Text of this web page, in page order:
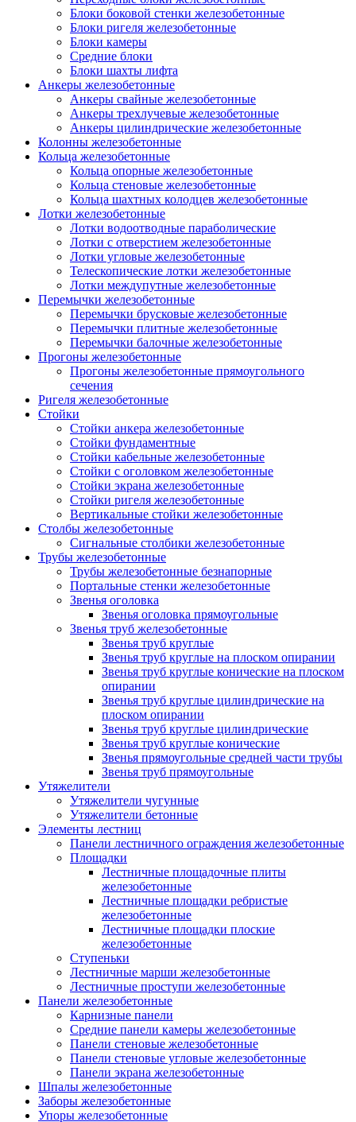
Блоки боковой стенки железобетонные
Блоки ригеля железобетонные
Блоки камеры
Средние блоки
Блоки шахты лифта
Анкеры железобетонные
Анкеры свайные железобетонные
Анкеры трехлучевые железобетонные
Анкеры цилиндрические железобетонные
Колонны железобетонные
Кольца железобетонные
Кольца опорные железобетонные
Кольца стеновые железобетонные
Кольца шахтных колодцев железобетонные
Лотки железобетонные
Лотки водоотводные параболические
Лотки с отверстием железобетонные
Лотки угловые железобетонные
Телескопические лотки железобетонные
Лотки междупутные железобетонные
Перемычки железобетонные
Перемычки брусковые железобетонные
Перемычки плитные железобетонные
Перемычки балочные железобетонные
Прогоны железобетонные
Прогоны железобетонные прямоугольного
сечения
Ригеля железобетонные
Стойки
Стойки анкера железобетонные
Стойки фундаментные
Стойки кабельные железобетонные
Стойки с оголовком железобетонные
Стойки экрана железобетонные
Стойки ригеля железобетонные
Вертикальные стойки железобетонные
Столбы железобетонные
Сигнальные столбики железобетонные
Трубы железобетонные
Трубы железобетонные безнапорные
Портальные стенки железобетонные
Звенья оголовка
Звенья оголовка прямоугольные
Звенья труб железобетонные
Звенья труб круглые
Звенья труб круглые на плоском опирании
Звенья труб круглые конические на плоском
опирании
Звенья труб круглые цилиндрические на
плоском опирании
Звенья труб круглые цилиндрические
Звенья труб круглые конические
Звенья прямоугольные средней части трубы
Звенья труб прямоугольные
Утяжелители
Утяжелители чугунные
Утяжелители бетонные
Элементы лестниц
Панели лестничного ограждения железобетонные
Площадки
Лестничные площадочные плиты
железобетонные
Лестничные площадки ребристые
железобетонные
Лестничные площадки плоские
железобетонные
Ступеньки
Лестничные марши железобетонные
Лестничные проступи железобетонные
Панели железобетонные
Карнизные панели
Средние панели камеры железобетонные
Панели стеновые железобетонные
Панели стеновые угловые железобетонные
Панели экрана железобетонные
Шпалы железобетонные
Заборы железобетонные
Упоры железобетонные